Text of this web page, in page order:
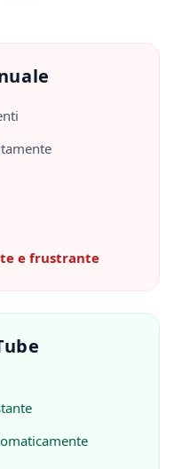
e frustrante